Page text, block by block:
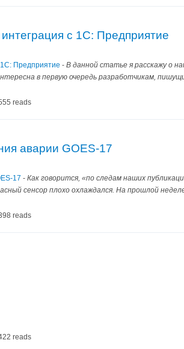
с 1С: Предприятие
Предприятие - В данной статье я расскажу о
в первую очередь разработчикам,
reads
аварии GOES-17
17 - Как говорится, «по следам наших
сенсор плохо охлаждался. На прошлой
reads
reads